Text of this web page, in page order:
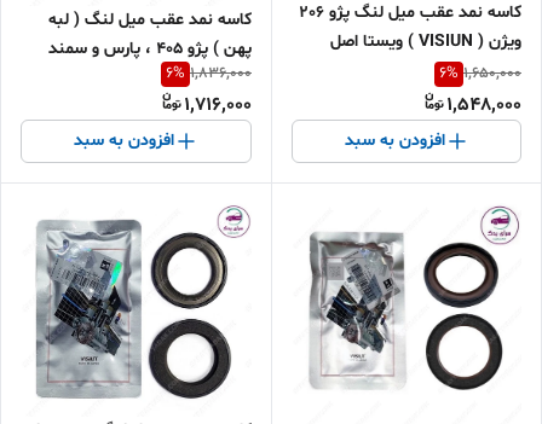
کاسه نمد عقب میل لنگ پژو 206
ویژن ( VISIUN ) ویستا اصل
SH0110C00
1,650,000
6%
1,548,000
افزودن به سبد
کاسه نمد عقب میل لنگ ( لبه
پهن ) پژو 405 ، پارس و سمند
ویژن ویستا اصل
1,836,000
6%
1,716,000
افزودن به سبد